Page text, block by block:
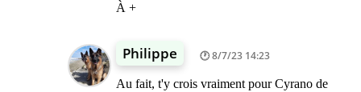
À +
Philippe 8/7/23 14:23
Au fait, t'y crois vraiment pour Cyrano de